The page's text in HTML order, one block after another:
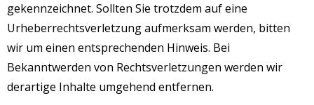
gekennzeichnet. Sollten Sie trotzdem auf eine
Urheberrechtsverletzung aufmerksam werden, bitten
wir um einen entsprechenden Hinweis. Bei
Bekanntwerden von Rechtsverletzungen werden wir
derartige Inhalte umgehend entfernen.